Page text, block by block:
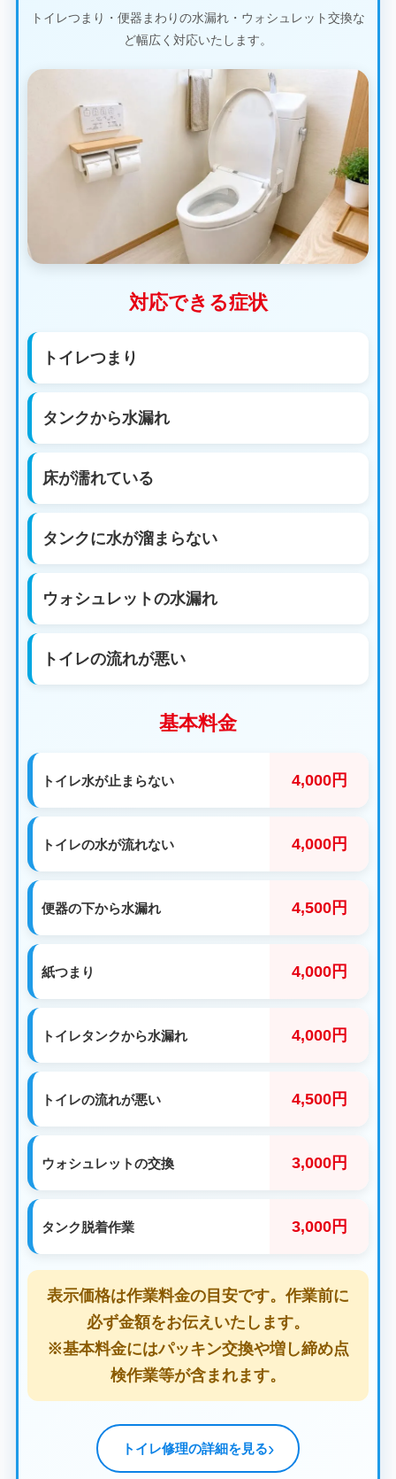
トイレつまり・便器まわりの水漏れ・ウォシュレット交換な
ど幅広く対応いたします。
対応できる症状
トイレつまり
タンクから水漏れ
床が濡れている
タンクに水が溜まらない
ウォシュレットの水漏れ
トイレの流れが悪い
基本料金
トイレ水が止まらない 4,000円
トイレの水が流れない 4,000円
便器の下から水漏れ 4,500円
紙つまり 4,000円
トイレタンクから水漏れ 4,000円
トイレの流れが悪い 4,500円
ウォシュレットの交換 3,000円
タンク脱着作業 3,000円
表示価格は作業料金の目安です。作業前に
必ず金額をお伝えいたします。
※基本料金にはパッキン交換や増し締め点
検作業等が含まれます。
トイレ修理の詳細を見る